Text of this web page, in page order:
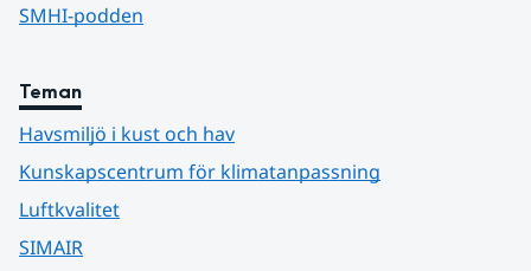
SMHI-podden
Teman
Havsmiljö i kust och hav
Kunskapscentrum för klimatanpassning
Luftkvalitet
SIMAIR